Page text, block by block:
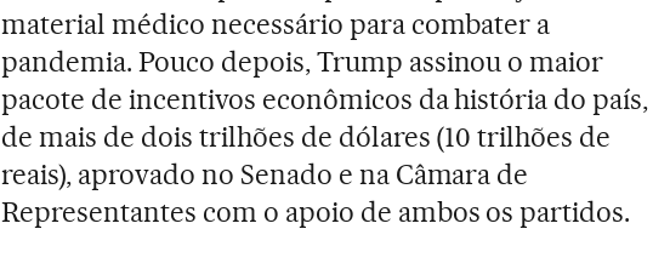
material médico necessário para combater a
pandemia. Pouco depois, Trump assinou o maior
pacote de incentivos econômicos da história do país,
de mais de dois trilhões de dólares (10 trilhões de
reais), aprovado no Senado e na Câmara de
Representantes com o apoio de ambos os partidos.